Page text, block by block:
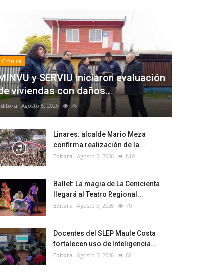
Crónica
y SERVIU iniciaron evaluación
viviendas con daños...
Agosto 5, 2026 76
Linares: alcalde Mario Meza
confirma realización de la...
Editora Agosto 5, 2026 810
Ballet: La magia de La Cenicienta
llegará al Teatro Regional...
Editora Agosto 5, 2026 70
Docentes del SLEP Maule Costa
fortalecen uso de Inteligencia...
Editora Agosto 5, 2026 62